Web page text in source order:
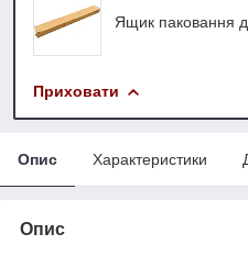
Ящик паковання
Приховати
Опис Характеристики
Опис